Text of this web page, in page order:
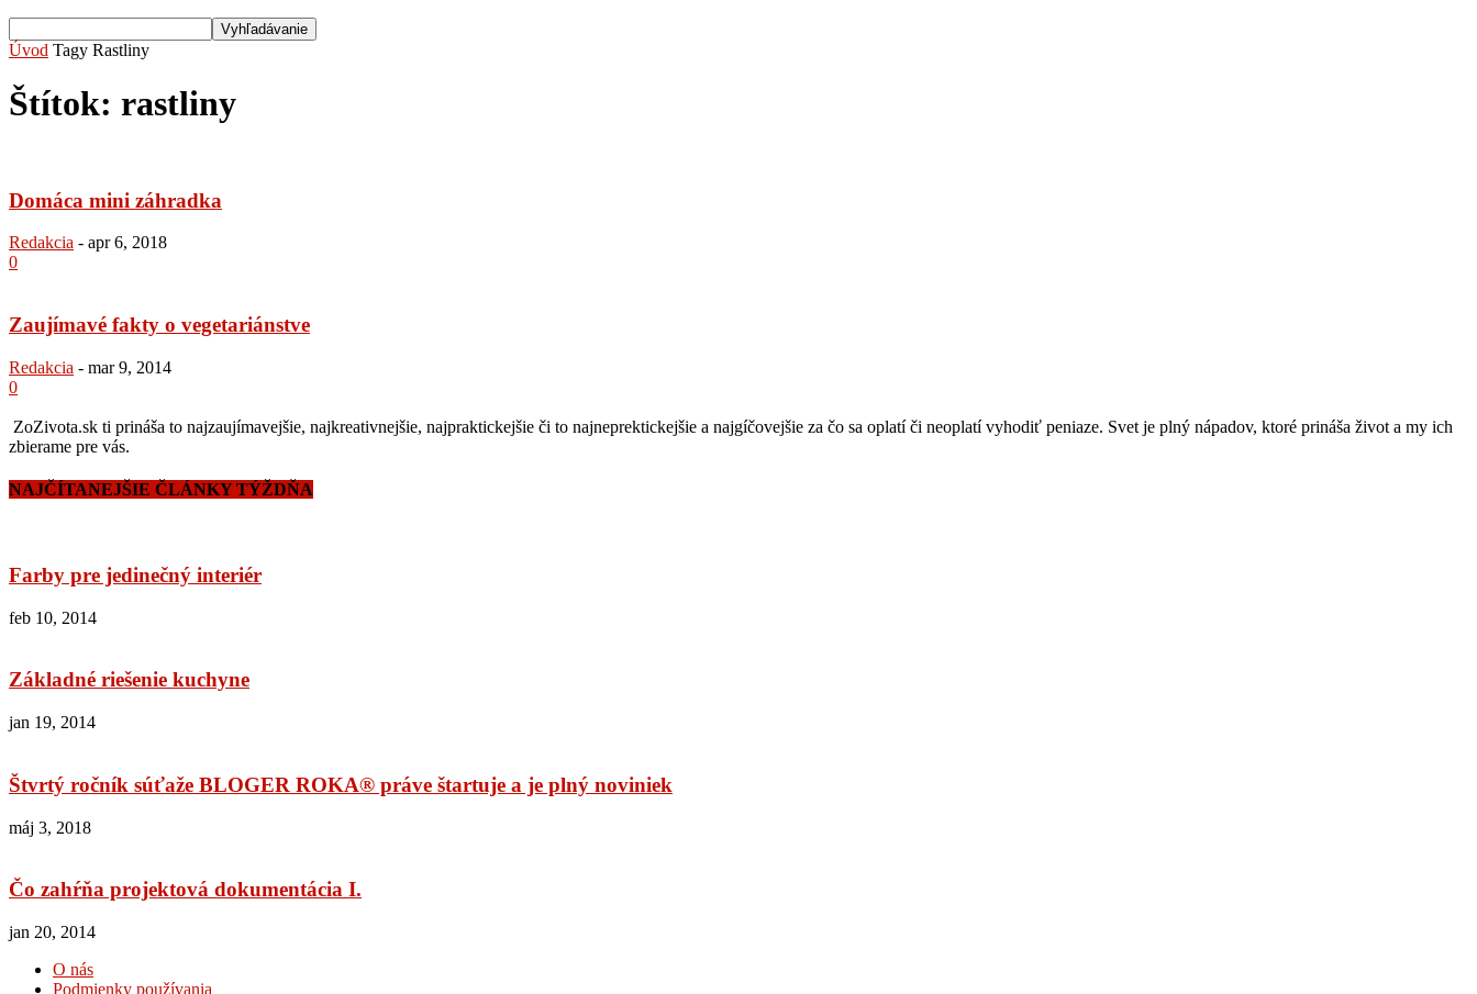
Úvod Tagy Rastliny
Štítok: rastliny
Domáca mini záhradka
Redakcia - apr 6, 2018
0
Zaujímavé fakty o vegetariánstve
Redakcia - mar 9, 2014
0
ZoZivota.sk ti prináša to najzaujímavejšie, najkreativnejšie, najpraktickejšie či to najneprektickejšie a najgíčovejšie za čo sa oplatí či neoplatí vyhodiť peniaze. Svet je plný nápadov, ktoré prináša život a my ich
zbierame pre vás.
NAJČÍTANEJŠIE ČLÁNKY TÝŽDŇA
Farby pre jedinečný interiér
feb 10, 2014
Základné riešenie kuchyne
jan 19, 2014
Štvrtý ročník súťaže BLOGER ROKA® práve štartuje a je plný noviniek
máj 3, 2018
Čo zahŕňa projektová dokumentácia I.
jan 20, 2014
O nás
Podmienky používania